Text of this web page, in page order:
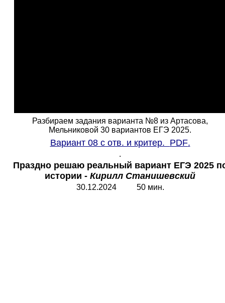
Разбираем задания варианта №8 из Артасова,
Мельниковой 30 вариантов ЕГЭ 2025.
Вариант 08 с отв. и критер. PDF.
.
Праздно решаю реальный вариант ЕГЭ 2025
истории - Кирилл Станишевский
30.12.2024 50 мин.